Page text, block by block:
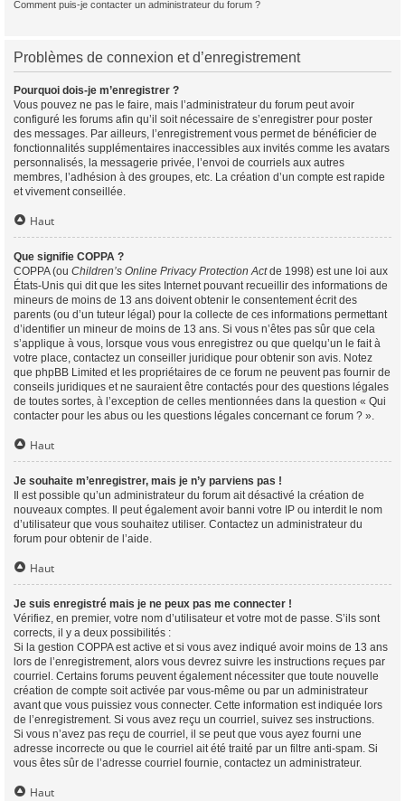
Comment puis-je contacter un administrateur du forum ?
Problèmes de connexion et d’enregistrement
Pourquoi dois-je m’enregistrer ?
Vous pouvez ne pas le faire, mais l’administrateur du forum peut avoir
configuré les forums afin qu’il soit nécessaire de s’enregistrer pour poster
des messages. Par ailleurs, l’enregistrement vous permet de bénéficier de
fonctionnalités supplémentaires inaccessibles aux invités comme les avatars
personnalisés, la messagerie privée, l’envoi de courriels aux autres
membres, l’adhésion à des groupes, etc. La création d’un compte est rapide
et vivement conseillée.
Haut
Que signifie COPPA ?
COPPA (ou Children’s Online Privacy Protection Actde 1998) est une loi aux
États-Unis qui dit que les sites Internet pouvant recueillir des informations de
mineurs de moins de 13 ans doivent obtenir le consentement écrit des
parents (ou d’un tuteur légal) pour la collecte de ces informations permettant
d’identifier un mineur de moins de 13 ans. Si vous n’êtes pas sûr que cela
s’applique à vous, lorsque vous vous enregistrez ou que quelqu’un le fait à
votre place, contactez un conseiller juridique pour obtenir son avis. Notez
que phpBB Limited et les propriétaires de ce forum ne peuvent pas fournir de
conseils juridiques et ne sauraient être contactés pour des questions légales
de toutes sortes, à l’exception de celles mentionnées dans la question « Qui
contacter pour les abus ou les questions légales concernant ce forum ? ».
Haut
Je souhaite m’enregistrer, mais je n’y parviens pas !
Il est possible qu’un administrateur du forum ait désactivé la création de
nouveaux comptes. Il peut également avoir banni votre IP ou interdit le nom
d’utilisateur que vous souhaitez utiliser. Contactez un administrateur du
forum pour obtenir de l’aide.
Haut
Je suis enregistré mais je ne peux pas me connecter !
Vérifiez, en premier, votre nom d’utilisateur et votre mot de passe. S’ils sont
corrects, il y a deux possibilités :
Si la gestion COPPA est active et si vous avez indiqué avoir moins de 13 ans
lors de l’enregistrement, alors vous devrez suivre les instructions reçues par
courriel. Certains forums peuvent également nécessiter que toute nouvelle
création de compte soit activée par vous-même ou par un administrateur
avant que vous puissiez vous connecter. Cette information est indiquée lors
de l’enregistrement. Si vous avez reçu un courriel, suivez ses instructions.
Si vous n’avez pas reçu de courriel, il se peut que vous ayez fourni une
adresse incorrecte ou que le courriel ait été traité par un filtre anti-spam. Si
vous êtes sûr de l’adresse courriel fournie, contactez un administrateur.
Haut